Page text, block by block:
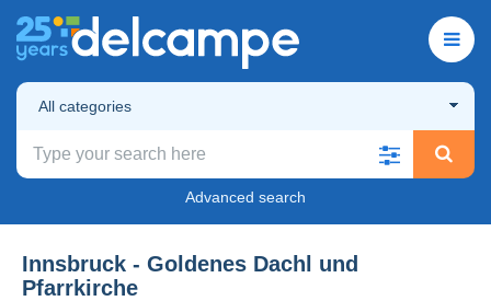
All categories
Advanced search
Innsbruck - Goldenes Dachl und
Pfarrkirche